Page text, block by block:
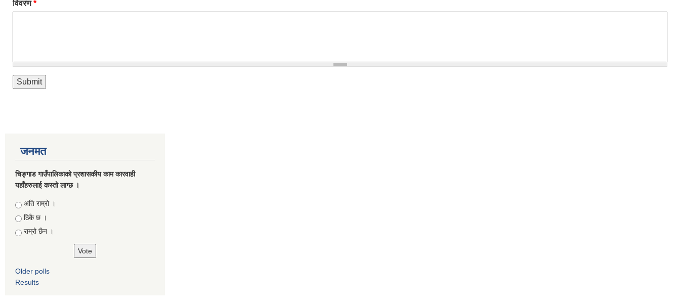
विवरण*
जनमत
चिङ्गाड गाउँपालिकाको प्रशासकीय काम कारवाही
यहाँहरुलाई कस्तो लाग्छ ।
Choices
अति राम्रो ।
ठिकै छ ।
राम्रो छैन ।
Older polls
Results